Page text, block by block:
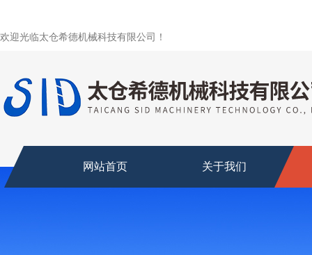
欢迎光临太仓希德机械科技有限公司！
网站首页 关于我们